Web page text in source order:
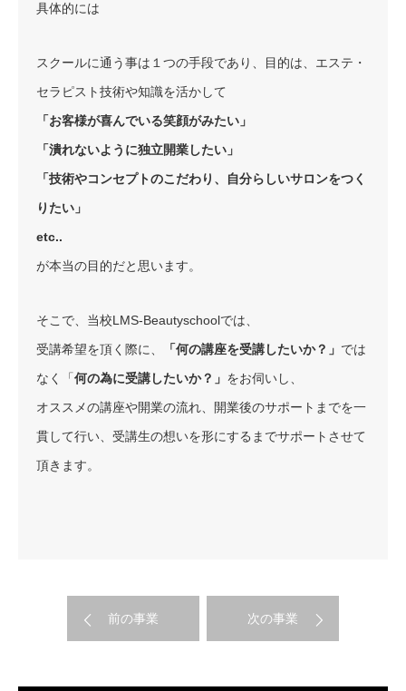
具体的には
スクールに通う事は１つの手段であり、目的は、エステ・
セラピスト技術や知識を活かして
「お客様が喜んでいる笑顔がみたい」
「潰れないように独立開業したい」
「技術やコンセプトのこだわり、自分らしいサロンをつく
りたい」
etc..
が本当の目的だと思います。
そこで、当校LMS-Beautyschoolでは、
受講希望を頂く際に、
「何の講座を受講したいか？」 では
なく「何の為に受講したいか？」 をお伺いし、
オススメの講座や開業の流れ、開業後のサポートまでを一
貫して行い、受講生の想いを形にするまでサポートさせて
頂きます。
前の事業 次の事業